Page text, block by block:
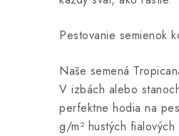
Pestovanie semienok
Naše semená
V izbách alebo
perfektne hodia na
g/m² hustých